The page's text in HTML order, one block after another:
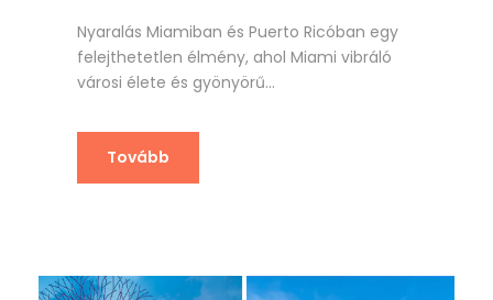
Nyaralás Miamiban és Puerto Ricóban egy
felejthetetlen élmény, ahol Miami vibráló
városi élete és gyönyörű...
Tovább